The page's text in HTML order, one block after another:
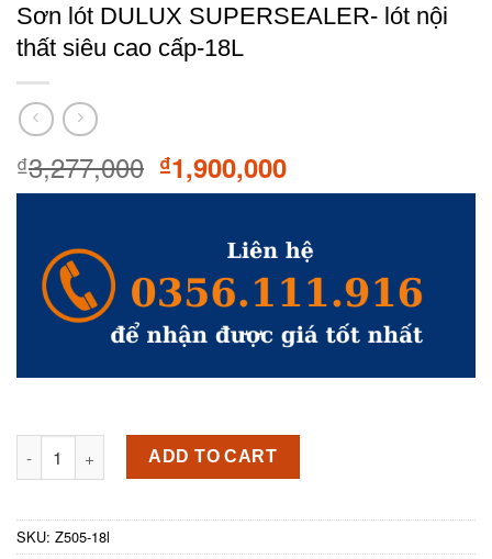
Sơn lót DULUX SUPERSEALER- lót nội
thất siêu cao cấp-18L
₫3,277,000 Original
price
₫3,277,000.
₫1,900,000Current
price
₫1,900,000.
Sơn lót DULUX SUPERSEALER- lót nội thất siêu cao cấp-18L
ADD TO CART
SKU: Z505-18l